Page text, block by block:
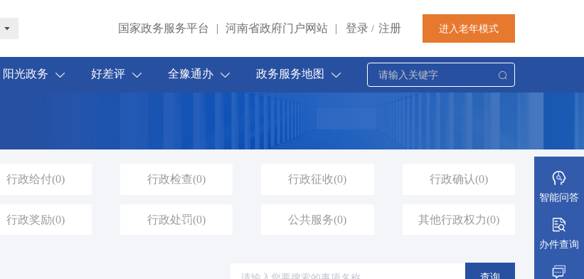
国家政务服务平台 | 河南省政府门户网站 | 登录 / 注册 进入老年模式
阳光政务 好差评 全豫通办 政务服务地图
行政给付(0) 行政检查(0) 行政征收(0) 行政确认(0)
行政奖励(0) 行政处罚(0) 公共服务(0) 其他行政权力(0)
智能问答
办件查询